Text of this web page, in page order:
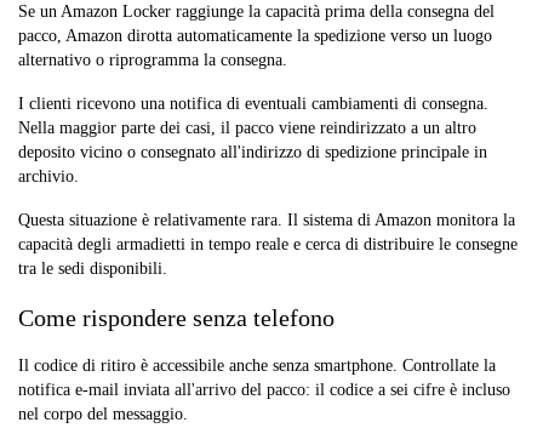
Se un Amazon Locker raggiunge la capacità prima della consegna del
pacco, Amazon dirotta automaticamente la spedizione verso un luogo
alternativo o riprogramma la consegna.
I clienti ricevono una notifica di eventuali cambiamenti di consegna.
Nella maggior parte dei casi, il pacco viene reindirizzato a un altro
deposito vicino o consegnato all'indirizzo di spedizione principale in
archivio.
Questa situazione è relativamente rara. Il sistema di Amazon monitora la
capacità degli armadietti in tempo reale e cerca di distribuire le consegne
tra le sedi disponibili.
Come rispondere senza telefono
Il codice di ritiro è accessibile anche senza smartphone. Controllate la
notifica e-mail inviata all'arrivo del pacco: il codice a sei cifre è incluso
nel corpo del messaggio.